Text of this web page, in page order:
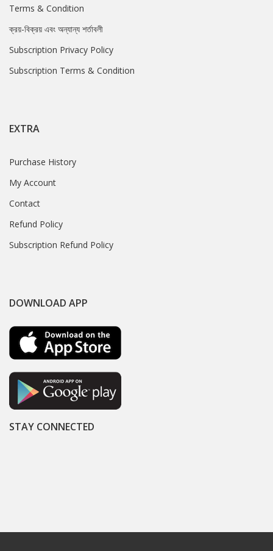
Terms & Condition
ক্রয়-বিক্রয় এবং অন্যান্য শর্তাবলী
Subscription Privacy Policy
Subscription Terms & Condition
EXTRA
Purchase History
My Account
Contact
Refund Policy
Subscription Refund Policy
DOWNLOAD APP
STAY CONNECTED